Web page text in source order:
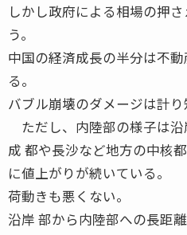
しかし政府による相場の押
う。
中国の経済成長の半分は不
る。
バブル崩壊のダメージは計り
ただし、内陸部の様子は沿
成 都や長沙など地方の中核
に値上がりが続いている。
荷動きも悪くない。
沿岸 部から内陸部への長距